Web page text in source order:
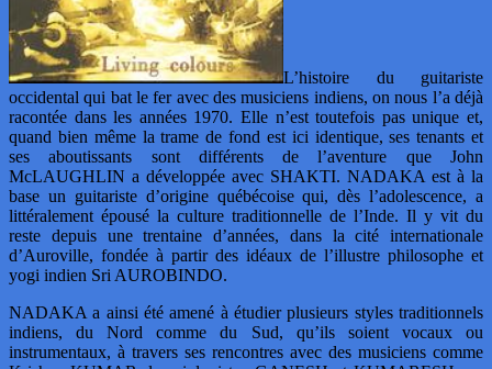
L’histoire du guitariste
occidental qui bat le fer avec des musiciens indiens, on nous l’a déjà
racontée dans les années 1970. Elle n’est toutefois pas unique et,
quand bien même la trame de fond est ici identique, ses tenants et
ses aboutissants sont différents de l’aventure que John
McLAUGHLIN a développée avec SHAKTI. NADAKA est à la
base un guitariste d’origine québécoise qui, dès l’adolescence, a
littéralement épousé la culture traditionnelle de l’Inde. Il y vit du
reste depuis une trentaine d’années, dans la cité internationale
d’Auroville, fondée à partir des idéaux de l’illustre philosophe et
yogi indien Sri AUROBINDO.
NADAKA a ainsi été amené à étudier plusieurs styles traditionnels
indiens, du Nord comme du Sud, qu’ils soient vocaux ou
instrumentaux, à travers ses rencontres avec des musiciens comme